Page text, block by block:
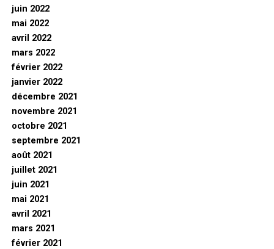
juin 2022
mai 2022
avril 2022
mars 2022
février 2022
janvier 2022
décembre 2021
novembre 2021
octobre 2021
septembre 2021
août 2021
juillet 2021
juin 2021
mai 2021
avril 2021
mars 2021
février 2021